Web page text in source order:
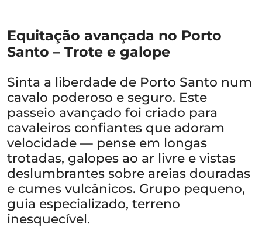
Equitação avançada no Porto
Santo – Trote e galope
Sinta a liberdade de Porto Santo num
cavalo poderoso e seguro. Este
passeio avançado foi criado para
cavaleiros confiantes que adoram
velocidade — pense em longas
trotadas, galopes ao ar livre e vistas
deslumbrantes sobre areias douradas
e cumes vulcânicos. Grupo pequeno,
guia especializado, terreno
inesquecível.